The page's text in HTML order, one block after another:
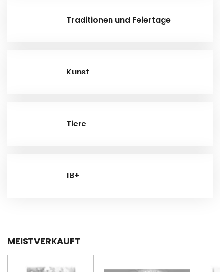
Traditionen und Feiertage
Kunst
Tiere
18+
MEISTVERKAUFT